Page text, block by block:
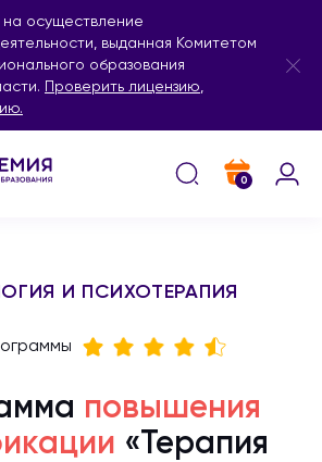
осуществление
выданная Комитетом
образования
Проверить лицензию,
0
И ПСИХОТЕРАПИЯ
повышения
«Терапия